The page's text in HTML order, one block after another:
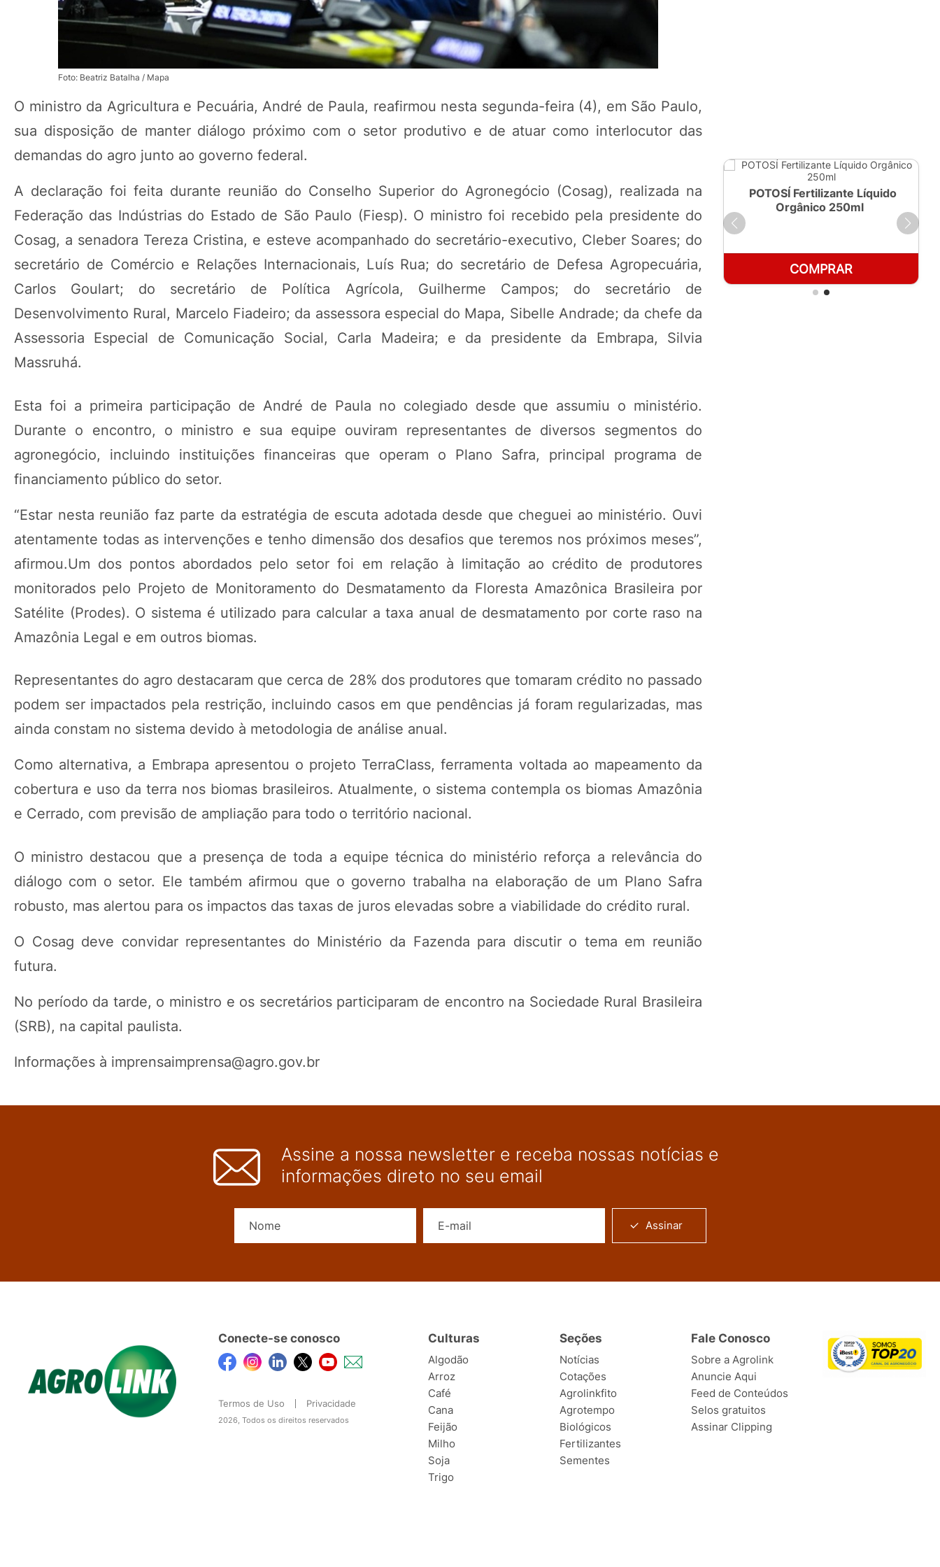
Foto: Beatriz Batalha / Mapa
O ministro da Agricultura e Pecuária, André de Paula, reafirmou nesta segunda-feira (4), em São Paulo,
sua disposição de manter diálogo próximo com o setor produtivo e de atuar como interlocutor das
demandas do agro junto ao governo federal.
A declaração foi feita durante reunião do Conselho Superior do Agronegócio (Cosag), realizada na
Federação das Indústrias do Estado de São Paulo (Fiesp). O ministro foi recebido pela presidente do
Cosag, a senadora Tereza Cristina, e esteve acompanhado do secretário-executivo, Cleber Soares; do
secretário de Comércio e Relações Internacionais, Luís Rua; do secretário de Defesa Agropecuária,
Carlos Goulart; do secretário de Política Agrícola, Guilherme Campos; do secretário de
Desenvolvimento Rural, Marcelo Fiadeiro; da assessora especial do Mapa, Sibelle Andrade; da chefe da
Assessoria Especial de Comunicação Social, Carla Madeira; e da presidente da Embrapa, Silvia
Massruhá.
Esta foi a primeira participação de André de Paula no colegiado desde que assumiu o ministério.
Durante o encontro, o ministro e sua equipe ouviram representantes de diversos segmentos do
agronegócio, incluindo instituições financeiras que operam o Plano Safra, principal programa de
financiamento público do setor.
“Estar nesta reunião faz parte da estratégia de escuta adotada desde que cheguei ao ministério. Ouvi
atentamente todas as intervenções e tenho dimensão dos desafios que teremos nos próximos meses”,
afirmou.Um dos pontos abordados pelo setor foi em relação à limitação ao crédito de produtores
monitorados pelo Projeto de Monitoramento do Desmatamento da Floresta Amazônica Brasileira por
Satélite (Prodes). O sistema é utilizado para calcular a taxa anual de desmatamento por corte raso na
Amazônia Legal e em outros biomas.
Representantes do agro destacaram que cerca de 28% dos produtores que tomaram crédito no passado
podem ser impactados pela restrição, incluindo casos em que pendências já foram regularizadas, mas
ainda constam no sistema devido à metodologia de análise anual.
Como alternativa, a Embrapa apresentou o projeto TerraClass, ferramenta voltada ao mapeamento da
cobertura e uso da terra nos biomas brasileiros. Atualmente, o sistema contempla os biomas Amazônia
e Cerrado, com previsão de ampliação para todo o território nacional.
O ministro destacou que a presença de toda a equipe técnica do ministério reforça a relevância do
diálogo com o setor. Ele também afirmou que o governo trabalha na elaboração de um Plano Safra
robusto, mas alertou para os impactos das taxas de juros elevadas sobre a viabilidade do crédito rural.
O Cosag deve convidar representantes do Ministério da Fazenda para discutir o tema em reunião
futura.
No período da tarde, o ministro e os secretários participaram de encontro na Sociedade Rural Brasileira
(SRB), na capital paulista.
Informações à imprensaimprensa@agro.gov.br
POTOSÍ Fertilizante Líquido
Orgânico 1 LT
COMPRAR
POTOSÍ Fertilizante Líquido
Orgânico 250ml
COMPRAR
Assine a nossa newsletter e receba nossas notícias e
informações direto no seu email
Assinar
Conecte-se conosco
Termos de Uso Privacidade
2026, Todos os direitos reservados
Culturas
Algodão
Arroz
Café
Cana
Feijão
Milho
Soja
Trigo
Seções
Notícias
Cotações
Agrolinkfito
Agrotempo
Biológicos
Fertilizantes
Sementes
Fale Conosco
Sobre a Agrolink
Anuncie Aqui
Feed de Conteúdos
Selos gratuitos
Assinar Clipping